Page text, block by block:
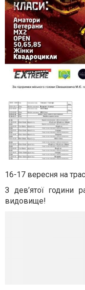
16-17 вересня на
З дев’ятої години
видовище!